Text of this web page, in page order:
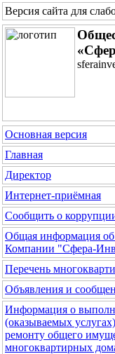
Версия сайта для
Основная версия
Главная
Директор
Интернет-приёмная
Сообщить о
Общая информация
Компании "Сфера-
Перечень
Объявления и
Информация о
(оказываемых
ремонту общего
многоквартирных